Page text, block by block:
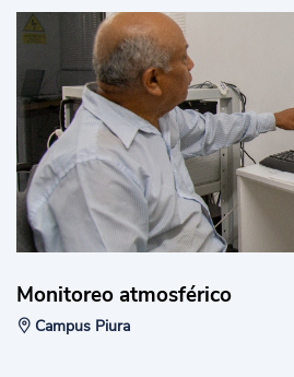
Monitoreo atmosférico
Campus Piura